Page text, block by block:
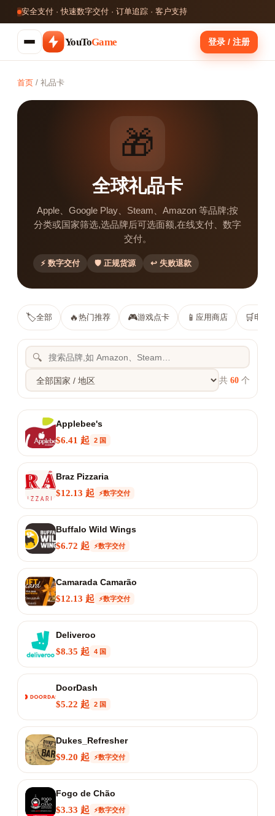
安全支付 · 快速数字交付 · 订单追踪 · 客户支持
YouToGame 登录 / 注册
首页 / 礼品卡
🎁
全球礼品卡
Apple、Google Play、Steam、Amazon 等品牌;按
分类或国家筛选,选品牌后可选面额,在线支付、数字
交付。
⚡ 数字交付 🛡 正规货源 ↩ 失败退款
🏷️全部 🔥热门推荐 🎮游戏点卡 📱 应用商店 🛒电商
🔍
共 60 个
Applebee's
$6.41 起
2 国
Braz Pizzaria
$12.13 起
⚡数字交付
Buffalo Wild Wings
$6.72 起
⚡数字交付
Camarada Camarão
$12.13 起
⚡数字交付
Deliveroo
$8.35 起
4 国
DoorDash
$5.22 起
2 国
Dukes_Refresher
$9.20 起
⚡数字交付
Fogo de Chão
$3.33 起
⚡数字交付